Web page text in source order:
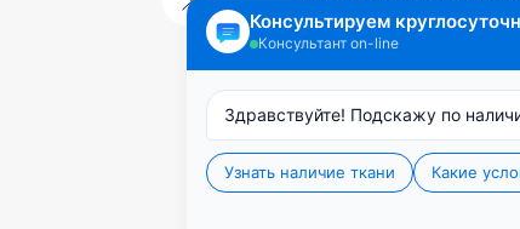
и ночное время суток.
использовать как
Для защиты
подкладочную ткань.
Получить образцы